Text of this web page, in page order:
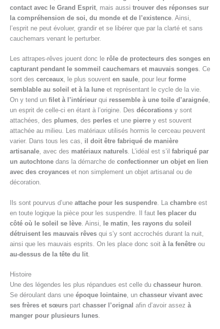
contact avec le Grand Esprit , mais aussi trouver des réponses sur
la compréhension de soi, du monde et de l’existence . Ainsi,
l’esprit ne peut évoluer, grandir et se libérer que par la clarté et sans
cauchemars venant le perturber.
Les attrapes-rêves jouent donc le rôle de protecteurs des songes en
capturant pendant le sommeil cauchemars et mauvais songes. Ce
sont des cerceaux, le plus souvent en saule, pour leur forme
semblable au soleil et à la lune et représentant le cycle de la vie.
On y tend un filet à l’intérieur qui ressemble à une toile d’araignée,
un esprit de celle-ci en étant à l’origine. Des décorations y sont
attachées, des plumes, des perles et une pierre y est souvent
attachée au milieu. Les matériaux utilisés hormis le cerceau peuvent
varier. Dans tous les cas, il doit être fabriqué de manière
artisanale, avec des matériaux naturels. L’idéal est s’il fabriqué par
un autochtone dans la démarche de confectionner un objet en lien
avec des croyances et non simplement un objet artisanal ou de
décoration.
Ils sont pourvus d’une attache pour les suspendre . La chambre est
en toute logique la pièce pour les suspendre. Il faut les placer du
côté où le soleil se lève . Ainsi, le matin
les rayons du soleil
détruisent les mauvais rêves qui s’y sont accrochés durant la nuit,
ainsi que les mauvais esprits. On les place donc soit à la fenêtre ou
au-dessus de la tête du lit
Histoire
Une des légendes les plus répandues est celle du chasseur huron.
Se déroulant dans une époque lointaine, un chasseur vivant avec
ses frères et sœurs part chasser l’orignal afin d’avoir assez à
manger pour plusieurs lunes.